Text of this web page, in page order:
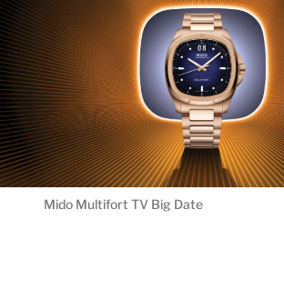
Mido Multifort TV Big Date